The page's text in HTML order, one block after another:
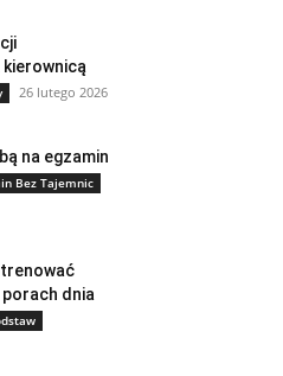
26 lutego 2026
na egzamin
Bez Tajemnic
dnia